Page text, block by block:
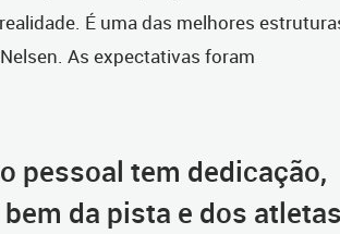
É uma das melhores
As expectativas foram
pessoal tem dedicação,
da pista e dos